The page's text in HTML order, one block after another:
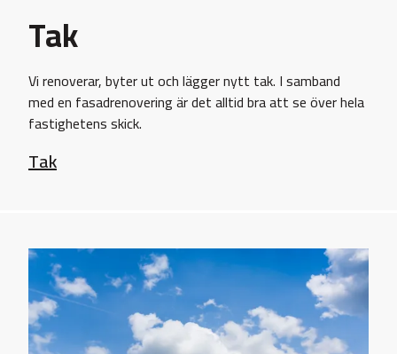
Tak
Vi renoverar, byter ut och lägger nytt tak. I samband
med en fasadrenovering är det alltid bra att se över hela
fastighetens skick.
Tak